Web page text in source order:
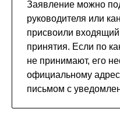
Заявление можно
руководителя или
присвоили
принятия. Если по
не принимают, его
официальному
письмом с